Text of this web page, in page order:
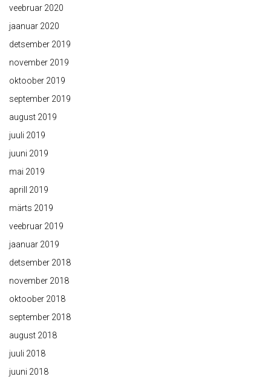
veebruar 2020
jaanuar 2020
detsember 2019
november 2019
oktoober 2019
september 2019
august 2019
juuli 2019
juuni 2019
mai 2019
aprill 2019
märts 2019
veebruar 2019
jaanuar 2019
detsember 2018
november 2018
oktoober 2018
september 2018
august 2018
juuli 2018
juuni 2018